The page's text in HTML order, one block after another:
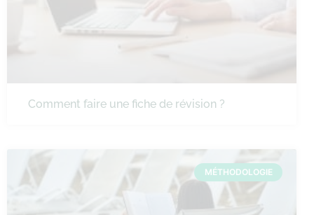
Comment faire une fiche de révision ?
MÉTHODOLOGIE